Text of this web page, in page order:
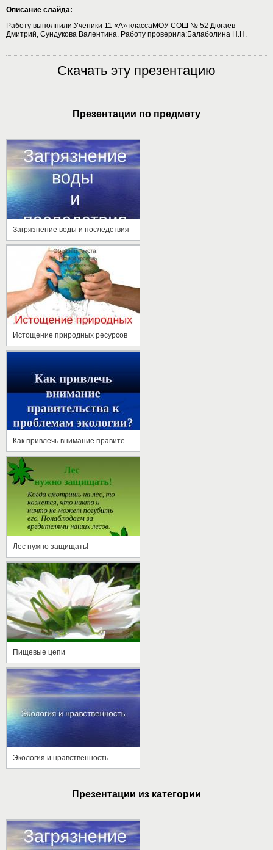
Описание слайда:
Работу выполнили:Ученики 11 «А» классаМОУ СОШ № 52 Дюгаев
Дмитрий, Сундукова Валентина. Работу проверила:Балаболина Н.Н.
Скачать эту презентацию
Презентации по предмету
Загрязнение воды и последствия
Истощение природных ресурсов
Лес нужно защищать!
Пищевые цепи
Экология и нравственность
Презентации из категории